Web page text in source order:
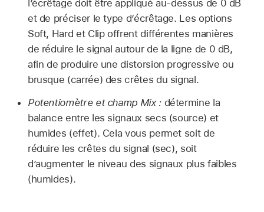
l’écrêtage doit être appliqué au-dessus de 0 dB
et de préciser le type d’écrêtage. Les options
Soft, Hard et Clip offrent différentes manières
de réduire le signal autour de la ligne de 0 dB,
afin de produire une distorsion progressive ou
brusque (carrée) des crêtes du signal.
Potentiomètre et champ Mix : détermine la
balance entre les signaux secs (source) et
humides (effet). Cela vous permet soit de
réduire les crêtes du signal (sec), soit
d’augmenter le niveau des signaux plus faibles
(humides).